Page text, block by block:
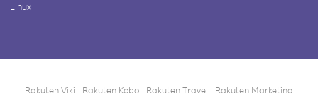
Linux
Rakuten Viki Rakuten Kobo Rakuten Travel Rakuten Marketing